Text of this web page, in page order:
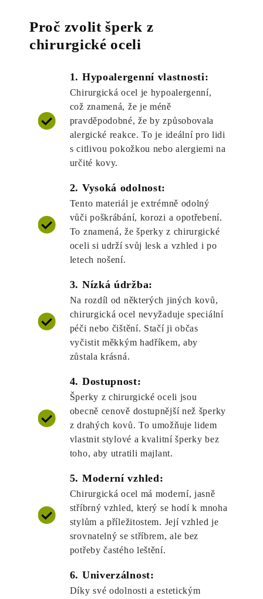
Proč zvolit šperk z
chirurgické oceli
1. Hypoalergenní vlastnosti:
Chirurgická ocel je hypoalergenní,
což znamená, že je méně
pravděpodobné, že by způsobovala
alergické reakce. To je ideální pro lidi
s citlivou pokožkou nebo alergiemi na
určité kovy.
2. Vysoká odolnost:
Tento materiál je extrémně odolný
vůči poškrábání, korozi a opotřebení.
To znamená, že šperky z chirurgické
oceli si udrží svůj lesk a vzhled i po
letech nošení.
3. Nízká údržba:
Na rozdíl od některých jiných kovů,
chirurgická ocel nevyžaduje speciální
péči nebo čištění. Stačí ji občas
vyčistit měkkým hadříkem, aby
zůstala krásná.
4. Dostupnost:
Šperky z chirurgické oceli jsou
obecně cenově dostupnější než šperky
z drahých kovů. To umožňuje lidem
vlastnit stylové a kvalitní šperky bez
toho, aby utratili majlant.
5. Moderní vzhled:
Chirurgická ocel má moderní, jasně
stříbrný vzhled, který se hodí k mnoha
stylům a příležitostem. Její vzhled je
srovnatelný se stříbrem, ale bez
potřeby častého leštění.
6. Univerzálnost:
Díky své odolnosti a estetickým